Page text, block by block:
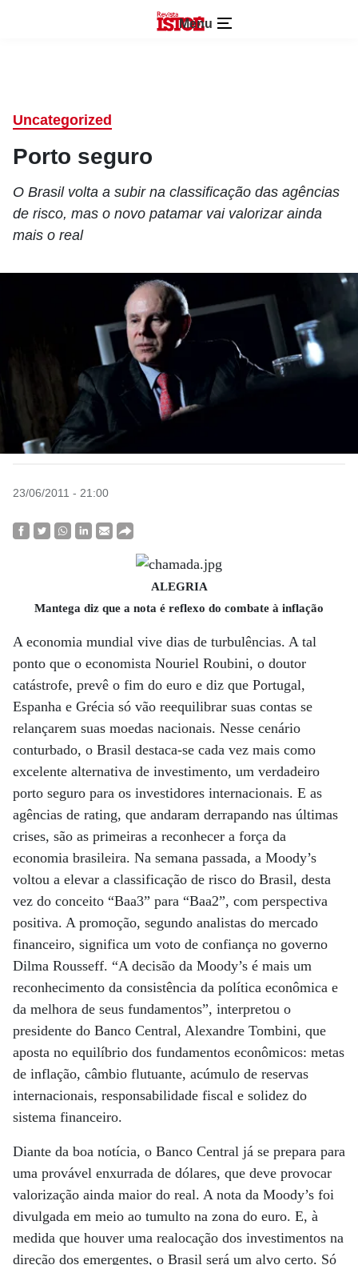
Menu
Uncategorized
Porto seguro
O Brasil volta a subir na classificação das agências
de risco, mas o novo patamar vai valorizar ainda
mais o real
23/06/2011 - 21:00
ALEGRIA
Mantega diz que a nota é reflexo do combate à inflação
A economia mundial vive dias de turbulências. A tal
ponto que o economista Nouriel Roubini, o doutor
catástrofe, prevê o fim do euro e diz que Portugal,
Espanha e Grécia só vão reequilibrar suas contas se
relançarem suas moedas nacionais. Nesse cenário
conturbado, o Brasil destaca-se cada vez mais como
excelente alternativa de investimento, um verdadeiro
porto seguro para os investidores internacionais. E as
agências de rating, que andaram derrapando nas últimas
crises, são as primeiras a reconhecer a força da
economia brasileira. Na semana passada, a Moody’s
voltou a elevar a classificação de risco do Brasil, desta
vez do conceito “Baa3” para “Baa2”, com perspectiva
positiva. A promoção, segundo analistas do mercado
financeiro, significa um voto de confiança no governo
Dilma Rousseff. “A decisão da Moody’s é mais um
reconhecimento da consistência da política econômica e
da melhora de seus fundamentos”, interpretou o
presidente do Banco Central, Alexandre Tombini, que
aposta no equilíbrio dos fundamentos econômicos: metas
de inflação, câmbio flutuante, acúmulo de reservas
internacionais, responsabilidade fiscal e solidez do
sistema financeiro.
Diante da boa notícia, o Banco Central já se prepara para
uma provável enxurrada de dólares, que deve provocar
valorização ainda maior do real. A nota da Moody’s foi
divulgada em meio ao tumulto na zona do euro. E, à
medida que houver uma realocação dos investimentos na
direção dos emergentes, o Brasil será um alvo certo. Só